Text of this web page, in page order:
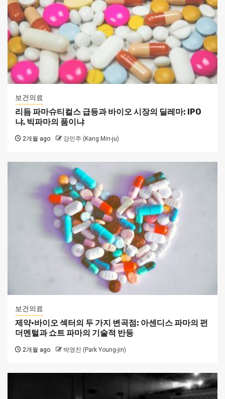
보건의료
리듬 파마슈티컬스 급등과 바이오 시장의 딜레마: IPO
냐, 빅파마의 품이냐
2개월 ago 강민주 (Kang Min-ju)
보건의료
제약·바이오 섹터의 두 가지 변곡점: 아센디스 파마의 펀
더멘털과 쇼트 파마의 기술적 반등
2개월 ago 박영진 (Park Young-jin)